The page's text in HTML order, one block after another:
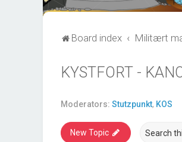
Board index Militært
KYSTFORT -
Moderators: Stutzpunkt, KOS
New Topic